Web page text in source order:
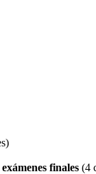
finales (4